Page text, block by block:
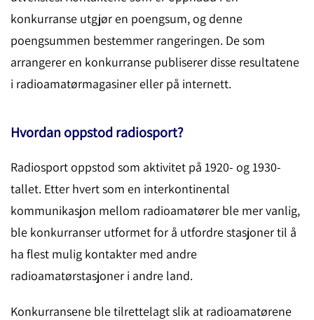
konkurranse utgjør en poengsum, og denne
poengsummen bestemmer rangeringen. De som
arrangerer en konkurranse publiserer disse resultatene
i radioamatørmagasiner eller på internett.
Hvordan oppstod radiosport?
Radiosport oppstod som aktivitet på 1920- og 1930-
tallet. Etter hvert som en interkontinental
kommunikasjon mellom radioamatører ble mer vanlig,
ble konkurranser utformet for å utfordre stasjoner til å
ha flest mulig kontakter med andre
radioamatørstasjoner i andre land.
Konkurransene ble tilrettelagt slik at radioamatørene